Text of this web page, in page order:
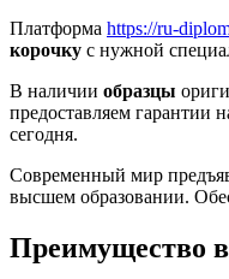
Платформа https://ru-
корочку с нужной
В наличии образцы
предоставляем гарантии
сегодня.
Современный мир
высшем образовании.
Преимущество